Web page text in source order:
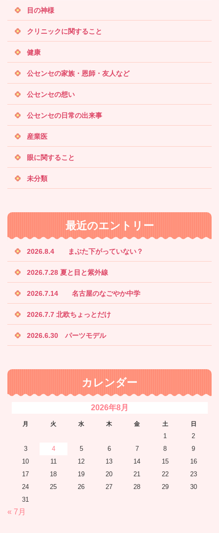
目の神様
クリニックに関すること
健康
公センセの家族・恩師・友人など
公センセの想い
公センセの日常の出来事
産業医
眼に関すること
未分類
最近のエントリー
2026.8.4 まぶた下がっていない？
2026.7.28 夏と目と紫外線
2026.7.14 名古屋のなごやか中学
2026.7.7 北欧ちょっとだけ
2026.6.30 パーツモデル
カレンダー
2026年8月
月 火 水 木 金 土 日
1
2
3
4 5 6 7 8
9
10
11 12 13 14 15
16
17
18 19 20 21 22
23
24
25 26 27 28 29
30
31
« 7月